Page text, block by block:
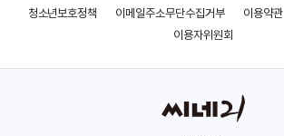
청소년보호정책
이메일주소무단수집거부 이용약관
이용자위원회